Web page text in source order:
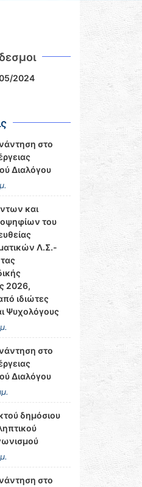
2024
στο
Διαλόγου
και
του
Λ.Σ.-
2026,
ιδιώτες
Ψυχολόγους
στο
Διαλόγου
δημόσιου
στο